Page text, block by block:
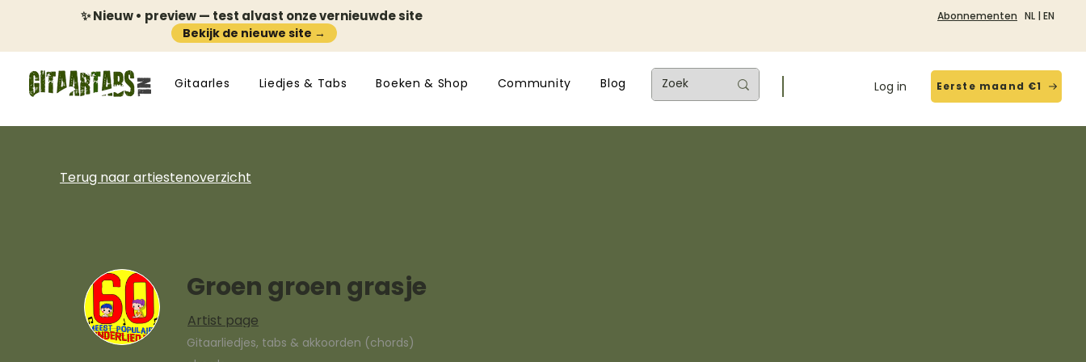
✨ Nieuw • preview — test alvast onze vernieuwde site
Bekijk de nieuwe site →
Abonnementen NL | EN
Gitaarles Liedjes & Tabs Boeken & Shop Community Blog Log in Eerste maand €1
Terug naar artiestenoverzicht
Groen groen grasje
Artist page
Gitaarliedjes, tabs & akkoorden (chords)